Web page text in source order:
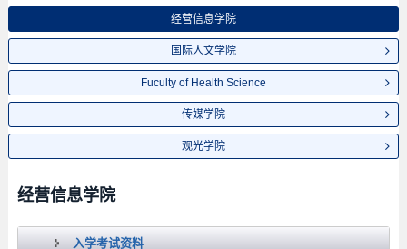
经营信息学院
国际人文学院
Fuculty of Health Science
传媒学院
观光学院
经营信息学院
入学考试资料